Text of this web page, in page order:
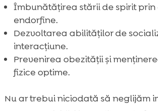
Îmbunătățirea stării de spirit
endorfine.
Dezvoltarea abilităților de
interacțiune.
Prevenirea obezității și
fizice optime.
Nu ar trebui niciodată să neglijăm